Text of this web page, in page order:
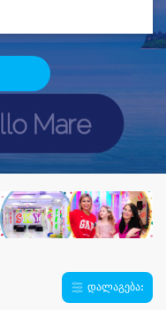
დალაგება: